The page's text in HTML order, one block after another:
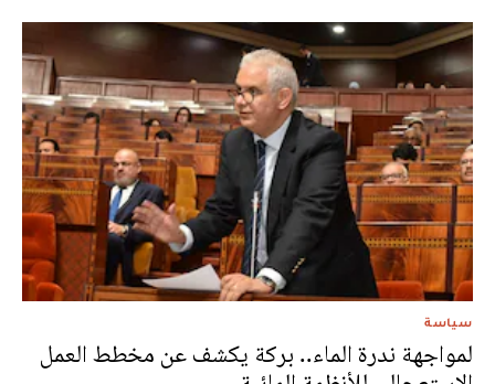
سياسة
لمواجهة ندرة الماء.. بركة يكشف عن مخطط العمل